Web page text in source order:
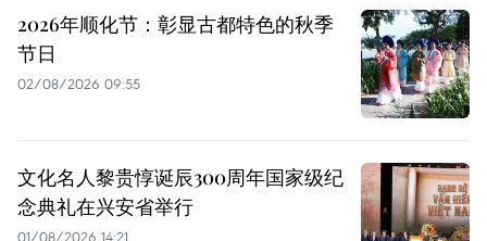
2026年顺化节：彰显古都特色的秋季
节日
02/08/2026 09:55
文化名人黎贵惇诞辰300周年国家级纪
念典礼在兴安省举行
01/08/2026 14:21